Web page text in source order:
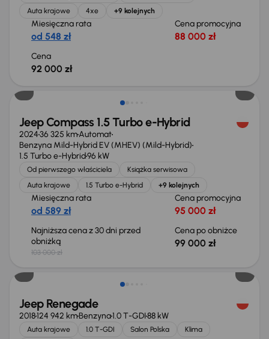
Auta krajowe
4xe +9 kolejnych
Miesięczna rata
od 548 zł
Cena promocyjna
88 000 zł
Cena
92 000 zł
Jeep Compass 1.5 Turbo e-Hybrid
202436 325 kmAutomat
Benzyna Mild-Hybrid EV (MHEV) (Mild-Hybrid)
1.5 Turbo e-Hybrid96 kW
Od pierwszego właściciela
Książka serwisowa
Auta krajowe
1.5 Turbo e-Hybrid +9 kolejnych
Miesięczna rata
od 589 zł
Cena promocyjna
95 000 zł
Najniższa cena z 30 dni przed
obniżką
103 000 zł
Cena po obniżce
99 000 zł
Jeep Renegade
2018124 942 kmBenzyna1.0 T-GDI88 kW
Auta krajowe 1.0 T-GDI Salon Polska
Klima